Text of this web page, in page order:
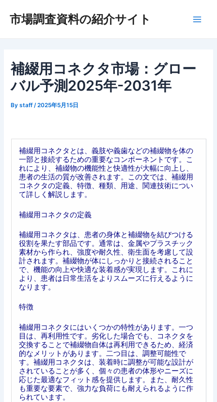
市場調査資料の紹介サイト
補綴用コネクタ市場：グロー
バル予測2025年-2031年
Bystaff /2025年5月15日
補綴用コネクタとは、義肢や義歯などの補綴物を体の
一部と接続するための重要なコンポーネントです。こ
れにより、補綴物の機能性と快適性が大幅に向上し、
患者の生活の質が改善されます。この文では、補綴用
コネクタの定義、特徴、種類、用途、関連技術につい
て詳しく解説します。
補綴用コネクタの定義
補綴用コネクタは、患者の身体と補綴物を結びつける
役割を果たす部品です。通常は、金属やプラスチック
素材から作られ、強度や耐久性、衛生面を考慮して設
計されます。補綴物が体にしっかりと接続されること
で、機能の向上や快適な装着感が実現します。これに
より、患者は日常生活をよりスムーズに行えるように
なります。
特徴
補綴用コネクタにはいくつかの特性があります。一つ
目は、再利用性です。劣化した場合でも、コネクタを
交換することで補綴物自体は再利用できるため、経済
的なメリットがあります。二つ目は、調整可能性で
す。補綴用コネクタは、装着時に調整が可能な設計が
されていることが多く、個々の患者の体形やニーズに
応じた最適なフィット感を提供します。また、耐久性
も重要な要素で、強力な負荷にも耐えられるように作
られています。